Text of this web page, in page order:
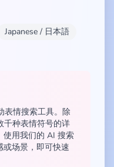
Japanese / 日本語
表情搜索工具。除
千种表情符号的详
使用我们的 AI 搜索
场景，即可快速